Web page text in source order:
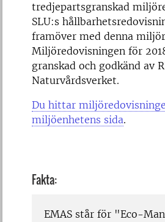
tredjepartsgranskad
SLU:s
framöver med denna
Miljöredovisningen för
granskad och godkänd av
Naturvårdsverket.
Du hittar
miljöenhetens sida.
Fakta:
EMAS står för "Eco-